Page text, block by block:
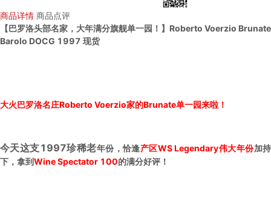
商品详情 商品点评
【巴罗洛头部名家，大年满分旗舰单一园！】Roberto Voerzio Brunate
Barolo DOCG 1997 现货
大火巴罗洛名庄Roberto Voerzio家的Brunate单一园来啦！
今天这支1997珍稀老年份，恰逢产区WS Legendary伟大年份加持
下，拿到Wine Spectator 100的满分好评！